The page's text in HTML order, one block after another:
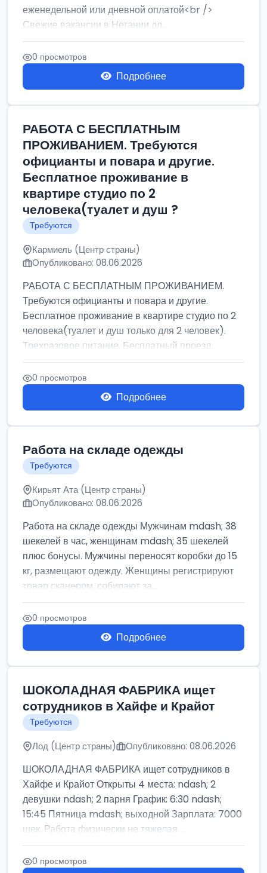
еженедельной или дневной оплатой<br />
Свежие вакансии в Нетании дл...
0 просмотров
Подробнее
РАБОТА С БЕСПЛАТНЫМ
ПРОЖИВАНИЕМ. Требуются
официанты и повара и другие.
Бесплатное проживание в
квартире студио по 2
человека(туалет и душ ?
Требуются
Кармиель (Центр страны)
Опубликовано: 08.06.2026
РАБОТА С БЕСПЛАТНЫМ ПРОЖИВАНИЕМ.
Требуются официанты и повара и другие.
Бесплатное проживание в квартире студио по 2
человека(туалет и душ только для 2 человек).
Трехразовое питание. Бесплатный проезд...
0 просмотров
Подробнее
Работа на складе одежды
Требуются
Кирьят Ата (Центр страны)
Опубликовано: 08.06.2026
Работа на складе одежды Мужчинам mdash; 38
шекелей в час, женщинам mdash; 35 шекелей
плюс бонусы. Мужчины переносят коробки до 15
кг, размещают одежду. Женщины регистрируют
товар сканером, собирают за...
0 просмотров
Подробнее
ШОКОЛАДНАЯ ФАБРИКА ищет
сотрудников в Хайфе и Крайот
Требуются
Лод (Центр страны) Опубликовано: 08.06.2026
ШОКОЛАДНАЯ ФАБРИКА ищет сотрудников в
Хайфе и Крайот Открыты 4 места: ndash; 2
девушки ndash; 2 парня График: 6:30 ndash;
15:45 Пятница mdash; выходной Зарплата: 7000
шек. Работа физически не тяжелая ...
0 просмотров